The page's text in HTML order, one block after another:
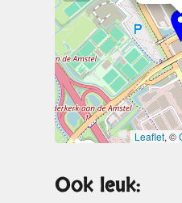
Leaflet, ©
Ook leuk: